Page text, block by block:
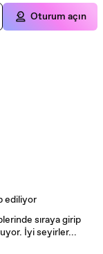
Oturum açın
ediliyor
sıraya girip
İyi seyirler...